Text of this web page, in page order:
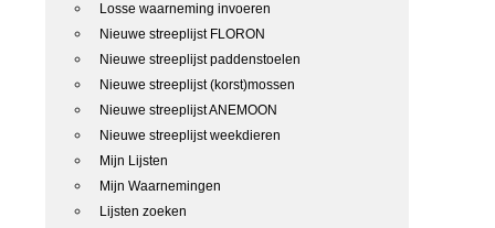
Losse waarneming invoeren
Nieuwe streeplijst FLORON
Nieuwe streeplijst paddenstoelen
Nieuwe streeplijst (korst)mossen
Nieuwe streeplijst ANEMOON
Nieuwe streeplijst weekdieren
Mijn Lijsten
Mijn Waarnemingen
Lijsten zoeken